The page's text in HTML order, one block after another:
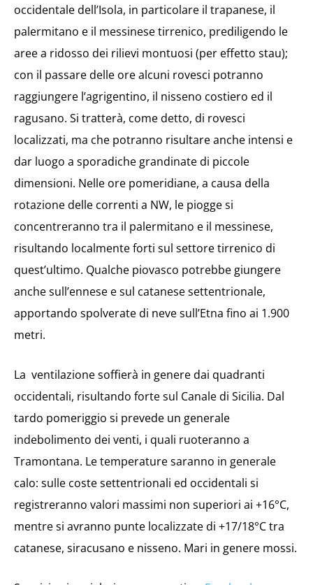
occidentale dell’Isola, in particolare il trapanese, il
palermitano e il messinese tirrenico, prediligendo le
aree a ridosso dei rilievi montuosi (per effetto stau);
con il passare delle ore alcuni rovesci potranno
raggiungere l’agrigentino, il nisseno costiero ed il
ragusano. Si tratterà, come detto, di rovesci
localizzati, ma che potranno risultare anche intensi e
dar luogo a sporadiche grandinate di piccole
dimensioni. Nelle ore pomeridiane, a causa della
rotazione delle correnti a NW, le piogge si
concentreranno tra il palermitano e il messinese,
risultando localmente forti sul settore tirrenico di
quest’ultimo. Qualche piovasco potrebbe giungere
anche sull’ennese e sul catanese settentrionale,
apportando spolverate di neve sull’Etna fino ai 1.900
metri.
La ventilazione soffierà in genere dai quadranti
occidentali, risultando forte sul Canale di Sicilia. Dal
tardo pomeriggio si prevede un generale
indebolimento dei venti, i quali ruoteranno a
Tramontana. Le temperature saranno in generale
calo: sulle coste settentrionali ed occidentali si
registreranno valori massimi non superiori ai +16°C,
mentre si avranno punte localizzate di +17/18°C tra
catanese, siracusano e nisseno. Mari in genere mossi.